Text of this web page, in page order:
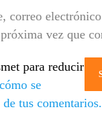
correo
vez que
para reducir
se
tus comentarios.